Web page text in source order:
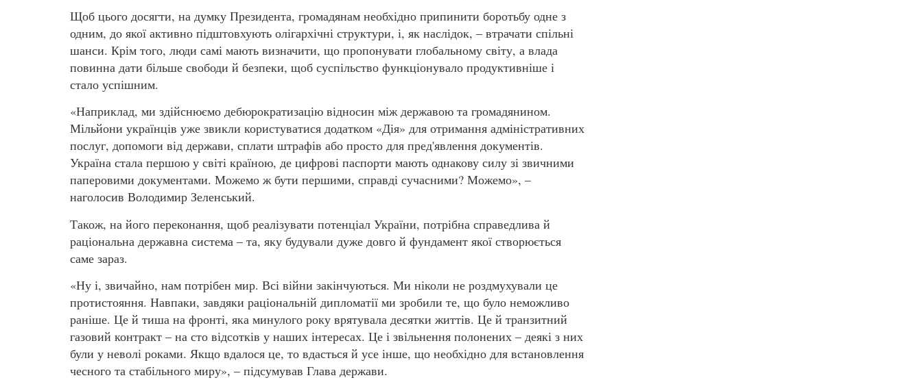
Щоб цього досягти, на думку Президента, громадянам необхідно припинити боротьбу одне з
одним, до якої активно підштовхують олігархічні структури, і, як наслідок, – втрачати спільні
шанси. Крім того, люди самі мають визначити, що пропонувати глобальному світу, а влада
повинна дати більше свободи й безпеки, щоб суспільство функціонувало продуктивніше і
стало успішним.
«Наприклад, ми здійснюємо дебюрократизацію відносин між державою та громадянином.
Мільйони українців уже звикли користуватися додатком «Дія» для отримання адміністративних
послуг, допомоги від держави, сплати штрафів або просто для пред'явлення документів.
Україна стала першою у світі країною, де цифрові паспорти мають однакову силу зі звичними
паперовими документами. Можемо ж бути першими, справді сучасними? Можемо», –
наголосив Володимир Зеленський.
Також, на його переконання, щоб реалізувати потенціал України, потрібна справедлива й
раціональна державна система – та, яку будували дуже довго й фундамент якої створюється
саме зараз.
«Ну і, звичайно, нам потрібен мир. Всі війни закінчуються. Ми ніколи не роздмухували це
протистояння. Навпаки, завдяки раціональній дипломатії ми зробили те, що було неможливо
раніше. Це й тиша на фронті, яка минулого року врятувала десятки життів. Це й транзитний
газовий контракт – на сто відсотків у наших інтересах. Це і звільнення полонених – деякі з них
були у неволі роками. Якщо вдалося це, то вдасться й усе інше, що необхідно для встановлення
чесного та стабільного миру», – підсумував Глава держави.